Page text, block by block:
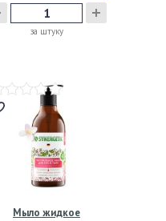
за штуку
Мыло жидкое